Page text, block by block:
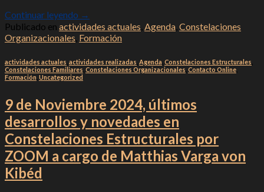
Continuar leyendo →
Publicado en actividades actuales Agenda Constelaciones
Organizacionales Formación
actividades actuales actividades realizadas Agenda Constelaciones Estructurales
Constelaciones Familiares Constelaciones Organizacionales Contacto Online
Formación Uncategorized
9 de Noviembre 2024, últimos
desarrollos y novedades en
Constelaciones Estructurales por
ZOOM a cargo de Matthias Varga von
Kibéd